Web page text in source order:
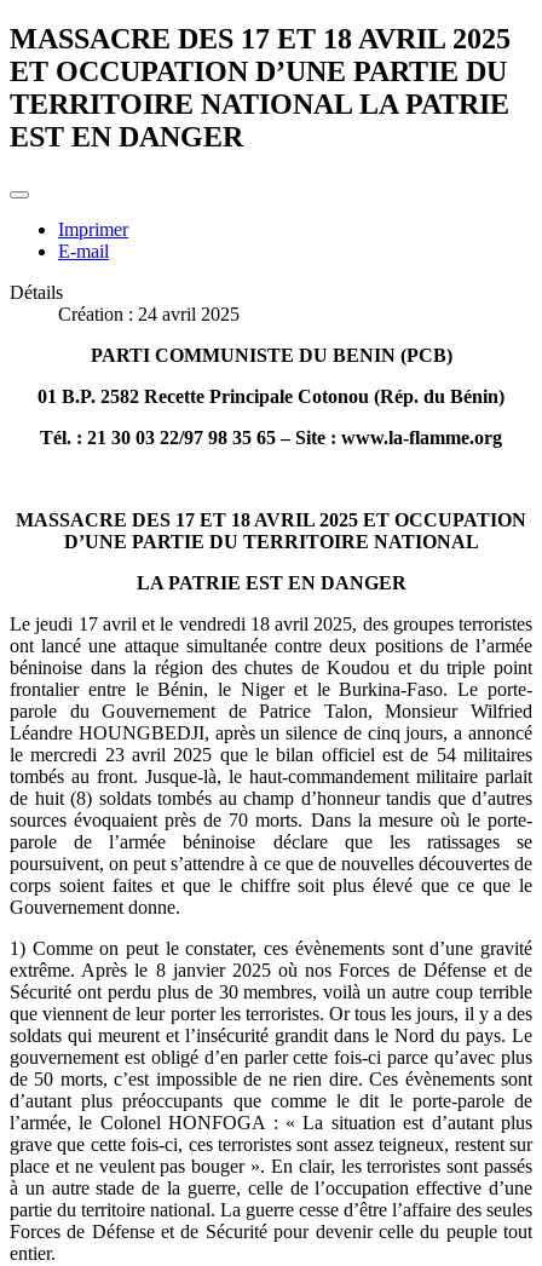
MASSACRE DES 17 ET 18 AVRIL 2025
ET OCCUPATION D’UNE PARTIE DU
TERRITOIRE NATIONAL LA PATRIE
EST EN DANGER
Imprimer
E-mail
Détails
Création : 24 avril 2025
PARTI COMMUNISTE DU BENIN (PCB)
01 B.P. 2582 Recette Principale Cotonou (Rép. du Bénin)
Tél. : 21 30 03 22/97 98 35 65 – Site : www.la-flamme.org
MASSACRE DES 17 ET 18 AVRIL 2025 ET OCCUPATION
D’UNE PARTIE DU TERRITOIRE NATIONAL
LA PATRIE EST EN DANGER
Le jeudi 17 avril et le vendredi 18 avril 2025, des groupes terroristes
ont lancé une attaque simultanée contre deux positions de l’armée
béninoise dans la région des chutes de Koudou et du triple point
frontalier entre le Bénin, le Niger et le Burkina-Faso. Le porte-
parole du Gouvernement de Patrice Talon, Monsieur Wilfried
Léandre HOUNGBEDJI, après un silence de cinq jours, a annoncé
le mercredi 23 avril 2025 que le bilan officiel est de 54 militaires
tombés au front. Jusque-là, le haut-commandement militaire parlait
de huit (8) soldats tombés au champ d’honneur tandis que d’autres
sources évoquaient près de 70 morts. Dans la mesure où le porte-
parole de l’armée béninoise déclare que les ratissages se
poursuivent, on peut s’attendre à ce que de nouvelles découvertes de
corps soient faites et que le chiffre soit plus élevé que ce que le
Gouvernement donne.
1) Comme on peut le constater, ces évènements sont d’une gravité
extrême. Après le 8 janvier 2025 où nos Forces de Défense et de
Sécurité ont perdu plus de 30 membres, voilà un autre coup terrible
que viennent de leur porter les terroristes. Or tous les jours, il y a des
soldats qui meurent et l’insécurité grandit dans le Nord du pays. Le
gouvernement est obligé d’en parler cette fois-ci parce qu’avec plus
de 50 morts, c’est impossible de ne rien dire. Ces évènements sont
d’autant plus préoccupants que comme le dit le porte-parole de
l’armée, le Colonel HONFOGA : « La situation est d’autant plus
grave que cette fois-ci, ces terroristes sont assez teigneux, restent sur
place et ne veulent pas bouger ». En clair, les terroristes sont passés
à un autre stade de la guerre, celle de l’occupation effective d’une
partie du territoire national. La guerre cesse d’être l’affaire des seules
Forces de Défense et de Sécurité pour devenir celle du peuple tout
entier.